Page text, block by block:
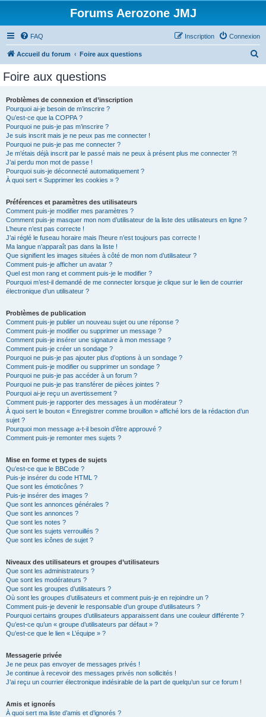
Forums Aerozone JMJ
FAQ Connexion
Inscription
Accueil du forum Foire aux questions
Foire aux questions
Problèmes de connexion et d’inscription
Pourquoi ai-je besoin de m’inscrire ?
Qu’est-ce que la COPPA ?
Pourquoi ne puis-je pas m’inscrire ?
Je suis inscrit mais je ne peux pas me connecter !
Pourquoi ne puis-je pas me connecter ?
Je m’étais déjà inscrit par le passé mais ne peux à présent plus me connecter ?!
J’ai perdu mon mot de passe !
Pourquoi suis-je déconnecté automatiquement ?
À quoi sert « Supprimer les cookies » ?
Préférences et paramètres des utilisateurs
Comment puis-je modifier mes paramètres ?
Comment puis-je masquer mon nom d’utilisateur de la liste des utilisateurs en ligne ?
L’heure n’est pas correcte !
J’ai réglé le fuseau horaire mais l’heure n’est toujours pas correcte !
Ma langue n’apparaît pas dans la liste !
Que signifient les images situées à côté de mon nom d’utilisateur ?
Comment puis-je afficher un avatar ?
Quel est mon rang et comment puis-je le modifier ?
Pourquoi m’est-il demandé de me connecter lorsque je clique sur le lien de courrier
électronique d’un utilisateur ?
Problèmes de publication
Comment puis-je publier un nouveau sujet ou une réponse ?
Comment puis-je modifier ou supprimer un message ?
Comment puis-je insérer une signature à mon message ?
Comment puis-je créer un sondage ?
Pourquoi ne puis-je pas ajouter plus d’options à un sondage ?
Comment puis-je modifier ou supprimer un sondage ?
Pourquoi ne puis-je pas accéder à un forum ?
Pourquoi ne puis-je pas transférer de pièces jointes ?
Pourquoi ai-je reçu un avertissement ?
Comment puis-je rapporter des messages à un modérateur ?
À quoi sert le bouton « Enregistrer comme brouillon » affiché lors de la rédaction d’un
sujet ?
Pourquoi mon message a-t-il besoin d’être approuvé ?
Comment puis-je remonter mes sujets ?
Mise en forme et types de sujets
Qu’est-ce que le BBCode ?
Puis-je insérer du code HTML ?
Que sont les émoticônes ?
Puis-je insérer des images ?
Que sont les annonces générales ?
Que sont les annonces ?
Que sont les notes ?
Que sont les sujets verrouillés ?
Que sont les icônes de sujet ?
Niveaux des utilisateurs et groupes d’utilisateurs
Que sont les administrateurs ?
Que sont les modérateurs ?
Que sont les groupes d’utilisateurs ?
Où sont les groupes d’utilisateurs et comment puis-je en rejoindre un ?
Comment puis-je devenir le responsable d’un groupe d’utilisateurs ?
Pourquoi certains groupes d’utilisateurs apparaissent dans une couleur différente ?
Qu’est-ce qu’un « groupe d’utilisateurs par défaut » ?
Qu’est-ce que le lien « L’équipe » ?
Messagerie privée
Je ne peux pas envoyer de messages privés !
Je continue à recevoir des messages privés non sollicités !
J’ai reçu un courrier électronique indésirable de la part de quelqu’un sur ce forum !
Amis et ignorés
À quoi sert ma liste d’amis et d’ignorés ?